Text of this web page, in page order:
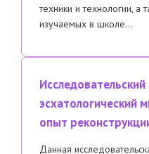
техники и технологии, а
изучаемых в школе…
эсхатологический
опыт
Данная